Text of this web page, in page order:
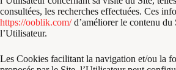
consultées, les recherches effectuées. Ces
https://ooblik.com/d’améliorer le contenu du
l’Utilisateur.
Les Cookies facilitant la navigation et/ou la